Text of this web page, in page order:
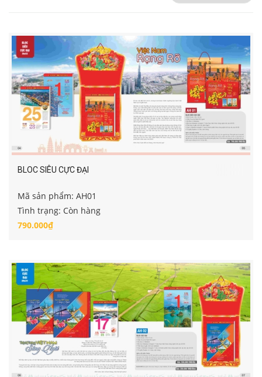
BLOC SIÊU CỰC ĐẠI
Mã sản phẩm: AH01
Tình trạng: Còn hàng
790.000₫